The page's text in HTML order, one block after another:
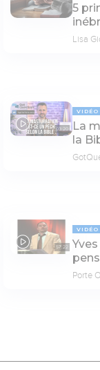
5
Lisa
03:20
VIDÉO
La
la
57:22
VIDÉO
Porte